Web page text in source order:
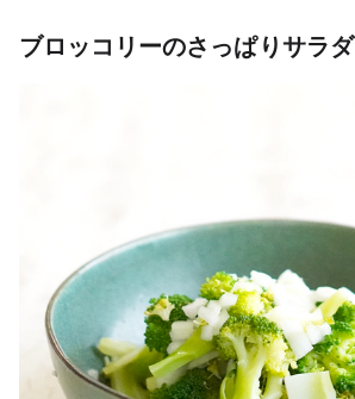
ブロッコリーのさっぱりサラダ